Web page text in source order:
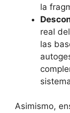
la
real
las
Asimismo,